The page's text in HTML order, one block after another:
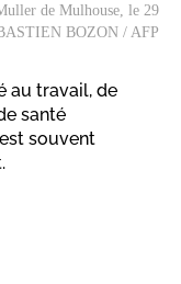
de Mulhouse, le 29
BOZON / AFP
au travail, de
santé
souvent